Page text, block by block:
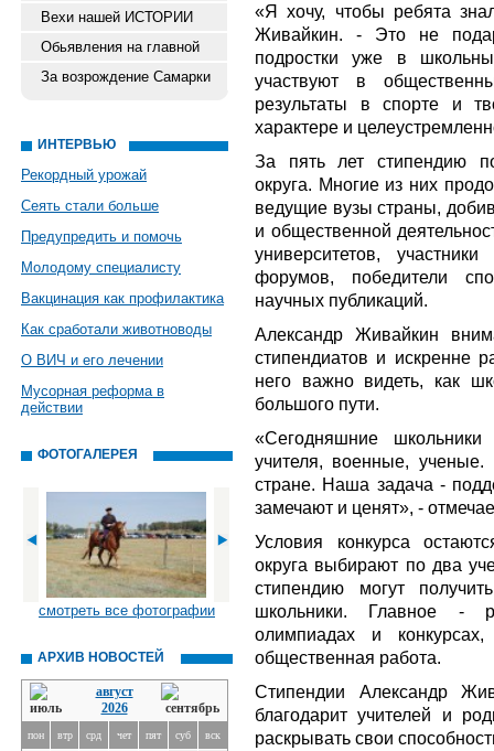
Вехи нашей ИСТОРИИ
Обьявления на главной
За возрождение Самарки
ИНТЕРВЬЮ
Рекордный урожай
Сеять стали больше
Предупредить и помочь
Молодому специалисту
Вакцинация как профилактика
Как сработали животноводы
О ВИЧ и его лечении
Мусорная реформа в
действии
ФОТОГАЛЕРЕЯ
смотреть все фотографии
АРХИВ НОВОСТЕЙ
август
2026
пон втр срд чет пят суб вск
«Я хочу, чтобы ребята
Живайкин. - Это не
подростки уже в
участвуют в
результаты в спорте и
характере и
За пять лет стипендию
округа. Многие из них
ведущие вузы страны,
и общественной
университетов,
форумов, победители
научных публикаций.
Александр Живайкин
стипендиатов и искренне
него важно видеть, как
большого пути.
«Сегодняшние
учителя, военные,
стране. Наша задача -
замечают и ценят», -
Условия конкурса
округа выбирают по два
стипендию могут
школьники. Главное -
олимпиадах и конкурсах,
общественная работа.
Стипендии Александр
благодарит учителей и
раскрывать свои